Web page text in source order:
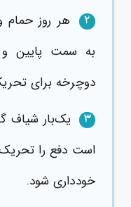
2
هر روز حمام
به سمت پایین
دوچرخه برای
3
یک‌بار شیاف
است دفع را
خودداری شود.